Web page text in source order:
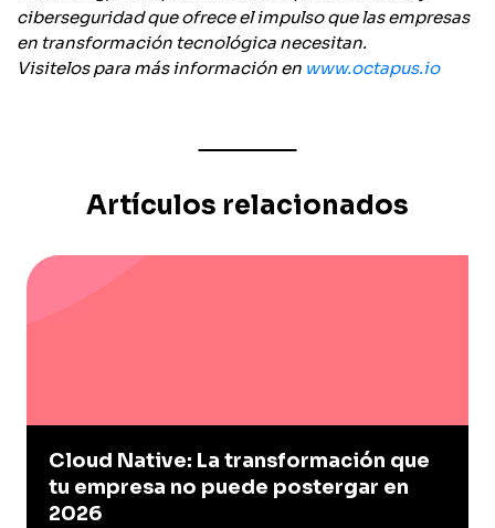
ciberseguridad que ofrece el impulso que las empresas
en transformación tecnológica necesitan.
Visitelos para más información en www.octapus.io
Artículos relacionados
Cloud Native: La transformación que
tu empresa no puede postergar en
2026